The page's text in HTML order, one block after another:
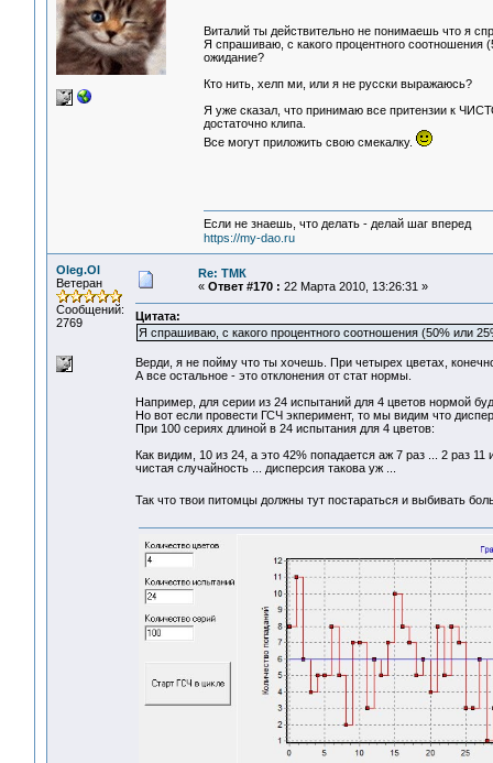
Виталий ты действительно не понимаешь что я
Я спрашиваю, с какого процентного соотношения
ожидание?
Кто нить, хелп ми, или я не русски выражаюсь?
Я уже сказал, что принимаю все притензии к
достаточно клипа.
Все могут приложить свою смекалку.
Если не знаешь, что делать - делай шаг вперед
https://my-dao.ru
Oleg.Ol
Ветеран
Сообщений:
2769
Re: ТМК
« Ответ #170 : 22 Марта 2010, 13:26:31 »
Цитата:
Я спрашиваю, с какого процентного соотношения (50% или
Верди, я не пойму что ты хочешь. При четырех цветах,
А все остальное - это отклонения от стат нормы.
Например, для серии из 24 испытаний для 4 цветов нормой
Но вот если провести ГСЧ экперимент, то мы видим что
При 100 сериях длиной в 24 испытания для 4 цветов:
Как видим, 10 из 24, а это 42% попадается аж 7 раз ... 2 раз
чистая случайность ... дисперсия такова уж ...
Так что твои питомцы должны тут постараться и выбивать